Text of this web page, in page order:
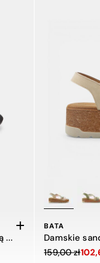
Damskie baleriny płaskie z cholewką z siateczki i kokardką
zniżka 44 procent
BATA
Damskie
Cena
159,00 zł